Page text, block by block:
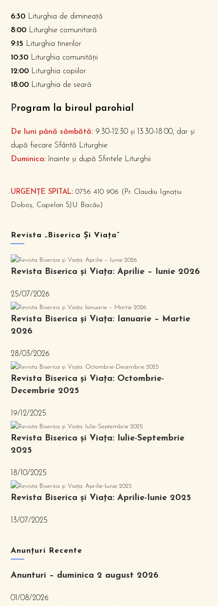
6:30 Liturghia de dimineață
8:00 Liturghie comunitară
9:15 Liturghia tinerilor
10:30 Liturghia comunității
12:00 Liturghia copiilor
18:00 Liturghia de seară
Program la biroul parohial
De luni până sâmbătă: 9.30-12.30 și 13.30-18.00, dar și
după fiecare Sfântă Liturghie
Duminica: înainte și după Sfintele Liturghii
URGENȚE SPITAL: 0756 410 906 (Pr. Claudiu Ignațiu
Doboș, Capelan SJU Bacău)
Revista „Biserica Și Viața”
Revista Biserica și Viața: Aprilie – Iunie 2026
25/07/2026
Revista Biserica și Viața: Ianuarie – Martie
2026
28/03/2026
Revista Biserica și Viața: Octombrie-
Decembrie 2025
19/12/2025
Revista Biserica și Viața: Iulie-Septembrie
2025
18/10/2025
Revista Biserica și Viața: Aprilie-Iunie 2025
13/07/2025
Anunțuri Recente
Anunturi – duminica 2 august 2026
01/08/2026